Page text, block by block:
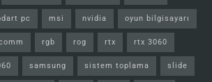
pc msi nvidia oyun bilgisayarı
rgb rog rtx rtx 3060
samsung sistem toplama slide